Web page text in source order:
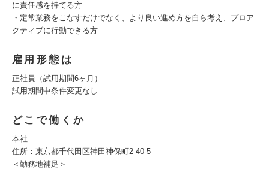
に責任感を持てる方
・定常業務をこなすだけでなく、より良い進め方を自ら考え、プロア
クティブに行動できる方
雇用形態は
正社員（試用期間6ヶ月）
試用期間中条件変更なし
どこで働くか
本社
住所：東京都千代田区神田神保町2-40-5
＜勤務地補足＞